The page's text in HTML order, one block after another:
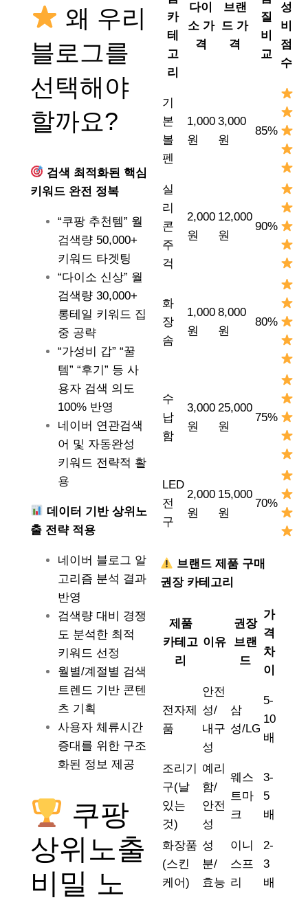
왜 우리
블로그를
선택해야
할까요?
검색 최적화된 핵심
키워드 완전 정복
“쿠팡 추천템” 월
검색량 50,000+
키워드 타겟팅
“다이소 신상” 월
검색량 30,000+
롱테일 키워드 집
중 공략
“가성비 갑” “꿀
템” “후기” 등 사
용자 검색 의도
100% 반영
네이버 연관검색
어 및 자동완성
키워드 전략적 활
용
데이터 기반 상위노
출 전략 적용
네이버 블로그 알
고리즘 분석 결과
반영
검색량 대비 경쟁
도 분석한 최적
키워드 선정
월별/계절별 검색
트렌드 기반 콘텐
츠 기획
사용자 체류시간
증대를 위한 구조
화된 정보 제공
쿠팡
상위노출
비밀 노
카
테
고
리
다이
소 가
격
브랜
드 가
격
질
비
교
성
비
점
수
기
본
볼
펜
1,000
원
3,000
원
85%
실
리
콘
주
걱
2,000
원
12,000
원
90%
화
장
솜
1,000
원
8,000
원
80%
수
납
함
3,000
원
25,000
원
75%
LED
전
구
2,000
원
15,000
원
70%
브랜드 제품 구매
권장 카테고리
제품
카테고
리
이유
권장
브랜
드
가
격
차
이
전자제
품
안전
성/
내구
성
삼
성/LG
5-
10
배
조리기
구(날
있는
것)
예리
함/
안전
성
웨스
트마
크
3-
5
배
화장품
(스킨
케어)
성
분/
효능
이니
스프
리
2-
3
배